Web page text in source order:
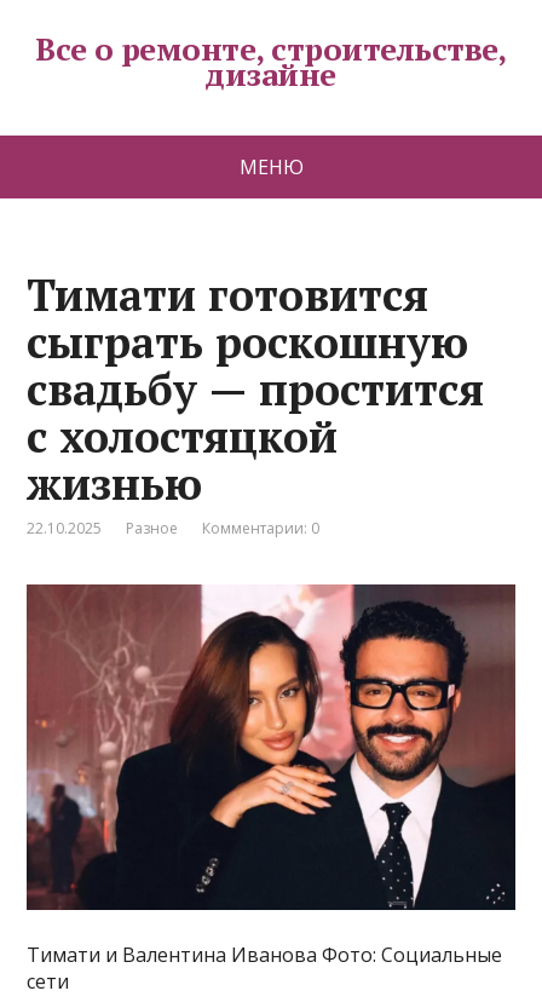
Все о ремонте, строительстве,
дизайне
МЕНЮ
Тимати готовится
сыграть роскошную
свадьбу — простится
с холостяцкой
жизнью
22.10.2025 Разное Комментарии: 0
Тимати и Валентина Иванова Фото: Социальные
сети